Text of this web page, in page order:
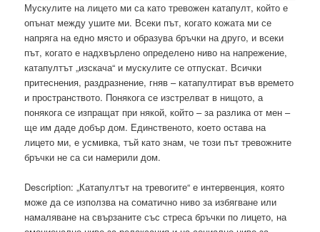
Мускулите на лицето ми са като тревожен катапулт, който е
опънат между ушите ми. Всеки път, когато кожата ми се
напряга на едно място и образува бръчки на друго, и всеки
път, когато е надхвърлено определено ниво на напрежение,
катапултът „изскача“ и мускулите се отпускат. Всички
притеснения, раздразнение, гняв – катапултират във времето
и пространството. Понякога се изстрелват в нищото, а
понякога се изпращат при някой, който – за разлика от мен –
ще им даде добър дом. Единственото, което остава на
лицето ми, е усмивка, тъй като знам, че този път тревожните
бръчки не са си намерили дом.
Description: „Катапултът на тревогите“ е интервенция, която
може да се използва на соматично ниво за избягване или
намаляване на свързаните със стреса бръчки по лицето, на